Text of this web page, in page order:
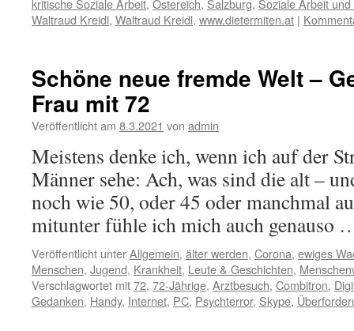
kritische Soziale Arbeit, Östereich, Salzburg, Soziale Arbeit
Waltraud Kreidl, Waltraud Kreidl, www.dietermiten.at |
Schöne neue fremde Welt –
Frau mit 72
Veröffentlicht am 8.3.2021 von admin
Meistens denke ich, wenn ich auf der
Männer sehe: Ach, was sind die alt –
noch wie 50, oder 45 oder manchmal
mitunter fühle ich mich auch genauso
Veröffentlicht unterAllgemein, älter werden, Corona, ewiges
Menschen, Jugend, Krankheit, Leute & Geschichten,
Verschlagwortet mit72, 72-Jährige, Arztbesuch, Combitron,
Gedanken, Handy, Internet, PC, Psychterror, Skype,